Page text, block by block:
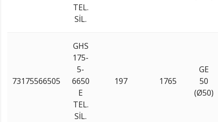
TEL.
SİL.
73175566505
GHS
175-
5-
6650
E
TEL.
SİL.
197 1765
GE
50
(Ø50)